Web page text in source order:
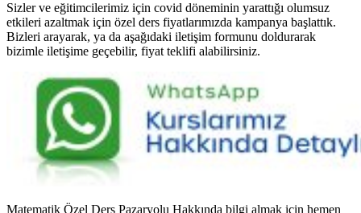
Sizler ve eğitimcilerimiz için covid döneminin yarattığı olumsuz
etkileri azaltmak için özel ders fiyatlarımızda kampanya başlattık.
Bizleri arayarak, ya da aşağıdaki iletişim formunu doldurarak
bizimle iletişime geçebilir, fiyat teklifi alabilirsiniz.
Matematik Özel Ders Pazaryolu Hakkında bilgi almak için hemen